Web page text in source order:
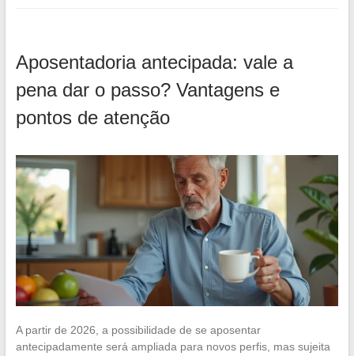
Aposentadoria antecipada: vale a
pena dar o passo? Vantagens e
pontos de atenção
A partir de 2026, a possibilidade de se aposentar
antecipadamente será ampliada para novos perfis, mas sujeita